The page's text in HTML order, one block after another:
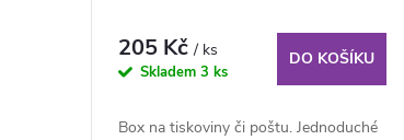
205 Kč/ ks
Skladem 3 ks
DO KOŠÍKU
Box na tiskoviny či poštu. Jednoduché